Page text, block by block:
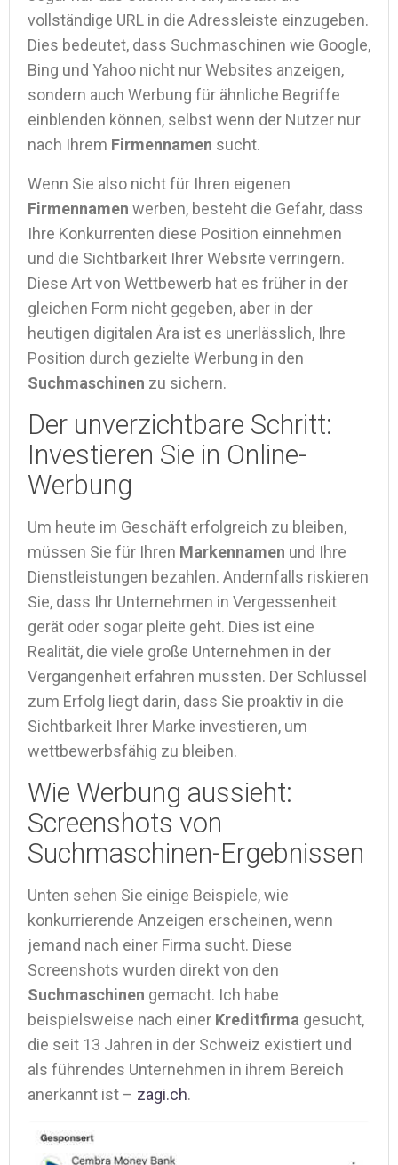
vollständige URL in die Adressleiste einzugeben.
Dies bedeutet, dass Suchmaschinen wie Google,
Bing und Yahoo nicht nur Websites anzeigen,
sondern auch Werbung für ähnliche Begriffe
einblenden können, selbst wenn der Nutzer nur
nach Ihrem Firmennamen sucht.
Wenn Sie also nicht für Ihren eigenen
Firmennamen werben, besteht die Gefahr, dass
Ihre Konkurrenten diese Position einnehmen
und die Sichtbarkeit Ihrer Website verringern.
Diese Art von Wettbewerb hat es früher in der
gleichen Form nicht gegeben, aber in der
heutigen digitalen Ära ist es unerlässlich, Ihre
Position durch gezielte Werbung in den
Suchmaschinen zu sichern.
Der unverzichtbare Schritt:
Investieren Sie in Online-
Werbung
Um heute im Geschäft erfolgreich zu bleiben,
müssen Sie für Ihren Markennamen und Ihre
Dienstleistungen bezahlen. Andernfalls riskieren
Sie, dass Ihr Unternehmen in Vergessenheit
gerät oder sogar pleite geht. Dies ist eine
Realität, die viele große Unternehmen in der
Vergangenheit erfahren mussten. Der Schlüssel
zum Erfolg liegt darin, dass Sie proaktiv in die
Sichtbarkeit Ihrer Marke investieren, um
wettbewerbsfähig zu bleiben.
Wie Werbung aussieht:
Screenshots von
Suchmaschinen-Ergebnissen
Unten sehen Sie einige Beispiele, wie
konkurrierende Anzeigen erscheinen, wenn
jemand nach einer Firma sucht. Diese
Screenshots wurden direkt von den
Suchmaschinen gemacht. Ich habe
beispielsweise nach einer Kreditfirma gesucht,
die seit 13 Jahren in der Schweiz existiert und
als führendes Unternehmen in ihrem Bereich
anerkannt ist – zagi.ch.